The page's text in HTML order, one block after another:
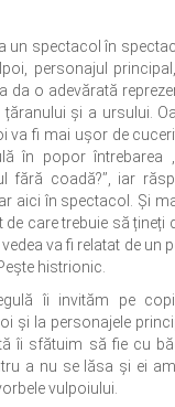
un spectacol în
personajul
da o adevărată
țăranului și a ursului.
va fi mai ușor de
în popor întrebarea
fără coadă?’’, iar
aici în spectacol. Și
de care trebuie să țineți
va fi relatat de un
histrionic.
îi invităm pe
și la personajele
îi sfătuim să fie cu
a nu se lăsa și ei
vulpoiului.